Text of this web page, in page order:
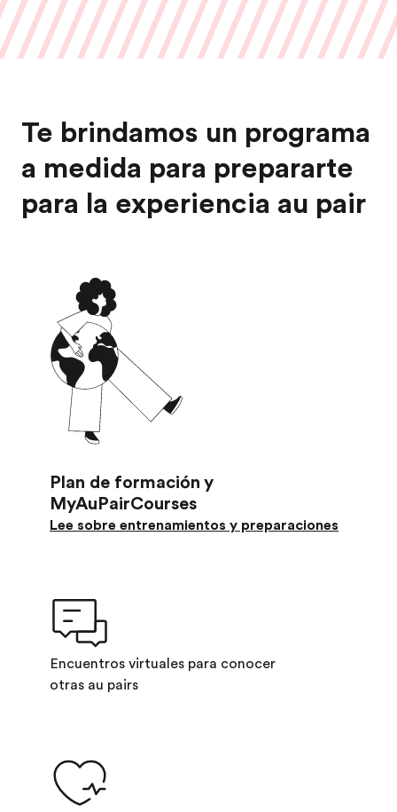
Te brindamos un programa
a medida para prepararte
para la experiencia au pair
Plan de formación y
MyAuPairCourses
Lee sobre entrenamientos y preparaciones
Encuentros virtuales para conocer
otras au pairs